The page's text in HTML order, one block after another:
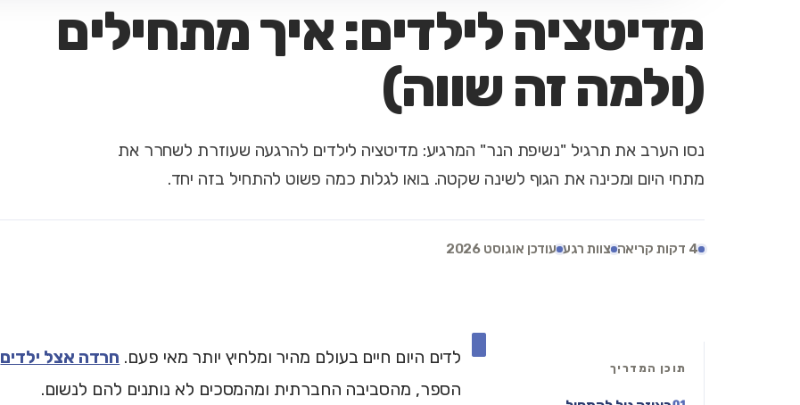
מדיטציה לילדים: איך מתחילים
(ולמה זה שווה)
נסו הערב את תרגיל "נשיפת הנר" המרגיע: מדיטציה לילדים להרגעה שעוזרת לשחרר את
מתחי היום ומכינה את הגוף לשינה שקטה. בואו לגלות כמה פשוט להתחיל בזה יחד.
4 דקות קריאה צוות רגע עודכן אוגוסט 2026
תוכן המדריך י לדים היום חיים בעולם מהיר ומלחיץ יותר מאי פעם. חרדה אצל ילדים
הספר, מהסביבה החברתית ומהמסכים לא נותנים להם לנשום.